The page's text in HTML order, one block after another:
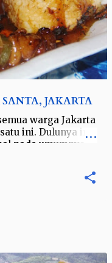
JAKARTA
warga Jakarta
ini. Dulunya ini
pada umumnya